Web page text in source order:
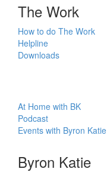
The Work
How to do The Work
Helpline
Downloads
At Home with BK
Podcast
Events with Byron Katie
Byron Katie